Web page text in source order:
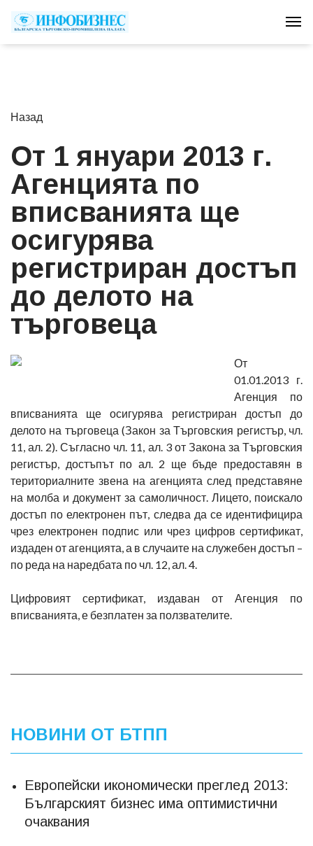
Назад
От 1 януари 2013 г.
Агенцията по
вписванията ще
осигурява
регистриран достъп
до делото на
търговеца
От
01.01.2013 г.
Агенция по
вписванията ще осигурява регистриран достъп до
делото на търговеца (Закон за Търговския регистър, чл.
11, ал. 2). Съгласно чл. 11, ал. 3 от Закона за Търговския
регистър, достъпът по ал. 2 ще бъде предоставян в
териториалните звена на агенцията след представяне
на молба и документ за самоличност. Лицето, поискало
достъп по електронен път, следва да се идентифицира
чрез електронен подпис или чрез цифров сертификат,
издаден от агенцията, а в случаите на служебен достъп –
по реда на наредбата по чл. 12, ал. 4.
Цифровият сертификат, издаван от Агенция по
вписванията, е безплатен за ползвателите.
НОВИНИ ОТ БТПП
Европейски икономически преглед 2013:
Българският бизнес има оптимистични
очаквания